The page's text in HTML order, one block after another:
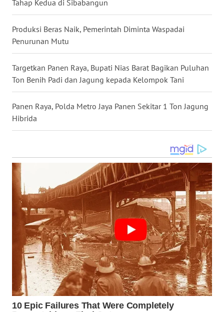
Tahap Kedua di Sibabangun
Produksi Beras Naik, Pemerintah Diminta Waspadai
Penurunan Mutu
Targetkan Panen Raya, Bupati Nias Barat Bagikan Puluhan
Ton Benih Padi dan Jagung kepada Kelompok Tani
Panen Raya, Polda Metro Jaya Panen Sekitar 1 Ton Jagung
Hibrida
WN
KALSEL
WN
KALTIM
WN
SULSEL
WN
GORONTALO
WN
SULUT
WN
MALUKU
WN